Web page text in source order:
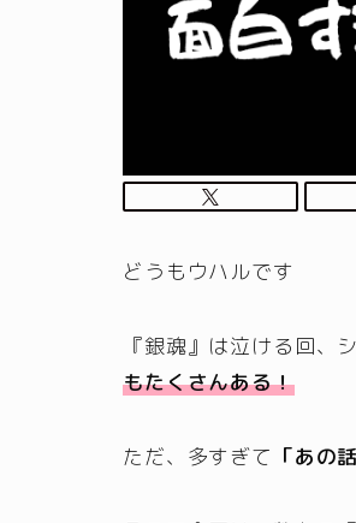
どうもウハルです
『銀魂』は泣ける回、
もたくさんある！
ただ、多すぎて 「あの